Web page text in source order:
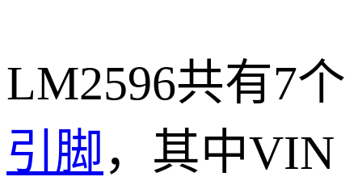
LM2596共有7个
引脚 ，其中VIN